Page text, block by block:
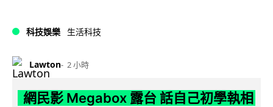
科技娛樂 生活科技
Lawton 2 小時
網民影 Megabox 露台 話自己初學執相